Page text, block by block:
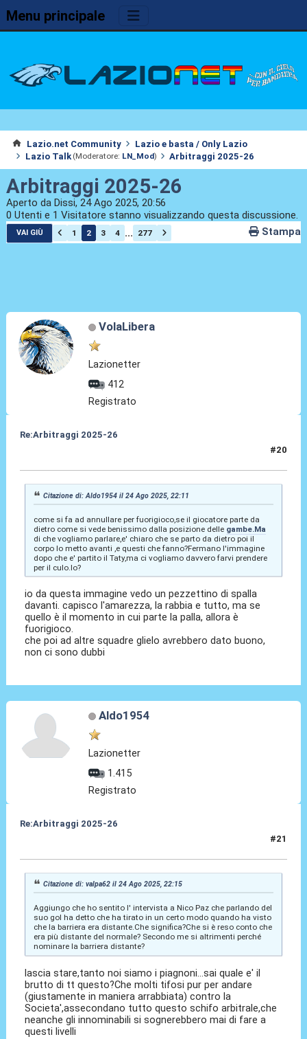
Menu principale
Lazio.net Community
Lazio e basta / Only Lazio
Lazio Talk (Moderatore: LN_Mod) Arbitraggi 2025-26
Arbitraggi 2025-26
Aperto da Dissi, 24 Ago 2025, 20:56
0 Utenti e 1 Visitatore stanno visualizzando questa discussione.
VAI GIÙ 1 2 3 4 ... 277 Stampa
VolaLibera
Lazionetter
412
Registrato
Re:Arbitraggi 2025-26
#20
Citazione di: Aldo1954 il 24 Ago 2025, 22:11
come si fa ad annullare per fuorigioco,se il giocatore parte da
dietro come si vede benissimo dalla posizione delle gambe.Ma
di che vogliamo parlare,e' chiaro che se parto da dietro poi il
corpo lo metto avanti ,e questi che fanno?Fermano l'immagine
dopo che e' partito il Taty,ma ci vogliamo davvero farvi prendere
per il culo.lo?
io da questa immagine vedo un pezzettino di spalla
davanti. capisco l'amarezza, la rabbia e tutto, ma se
quello è il momento in cui parte la palla, allora è
fuorigioco.
che poi ad altre squadre glielo avrebbero dato buono,
non ci sono dubbi
Aldo1954
Lazionetter
1.415
Registrato
Re:Arbitraggi 2025-26
#21
Citazione di: valpa62 il 24 Ago 2025, 22:15
Aggiungo che ho sentito l' intervista a Nico Paz che parlando del
suo gol ha detto che ha tirato in un certo modo quando ha visto
che la barriera era distante.Che significa?Che si è reso conto che
era più distante del normale? Secondo me si altrimenti perché
nominare la barriera distante?
lascia stare,tanto noi siamo i piagnoni...sai quale e' il
brutto di tt questo?Che molti tifosi pur per andare
(giustamente in maniera arrabbiata) contro la
Societa',assecondano tutto questo schifo arbitrale,che
neanche gli innominabili si sognerebbero mai di fare a
questi livelli